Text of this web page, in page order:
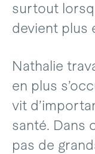
surtout
devient plus
Nathalie
en plus
vit
santé. Dans
pas de